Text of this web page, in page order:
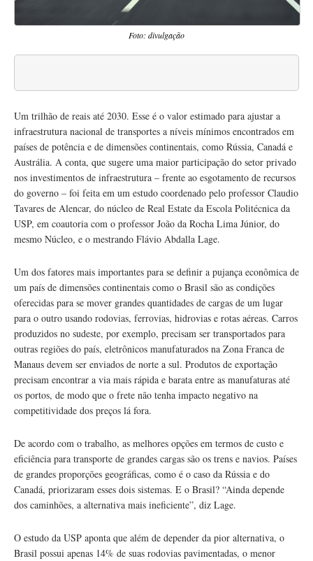
Foto: divulgação
Um trilhão de reais até 2030. Esse é o valor estimado para ajustar a
infraestrutura nacional de transportes a níveis mínimos encontrados em
países de potência e de dimensões continentais, como Rússia, Canadá e
Austrália. A conta, que sugere uma maior participação do setor privado
nos investimentos de infraestrutura – frente ao esgotamento de recursos
do governo – foi feita em um estudo coordenado pelo professor Claudio
Tavares de Alencar, do núcleo de Real Estate da Escola Politécnica da
USP, em coautoria com o professor João da Rocha Lima Júnior, do
mesmo Núcleo, e o mestrando Flávio Abdalla Lage.
Um dos fatores mais importantes para se definir a pujança econômica de
um país de dimensões continentais como o Brasil são as condições
oferecidas para se mover grandes quantidades de cargas de um lugar
para o outro usando rodovias, ferrovias, hidrovias e rotas aéreas. Carros
produzidos no sudeste, por exemplo, precisam ser transportados para
outras regiões do país, eletrônicos manufaturados na Zona Franca de
Manaus devem ser enviados de norte a sul. Produtos de exportação
precisam encontrar a via mais rápida e barata entre as manufaturas até
os portos, de modo que o frete não tenha impacto negativo na
competitividade dos preços lá fora.
De acordo com o trabalho, as melhores opções em termos de custo e
eficiência para transporte de grandes cargas são os trens e navios. Países
de grandes proporções geográficas, como é o caso da Rússia e do
Canadá, priorizaram esses dois sistemas. E o Brasil? “Ainda depende
dos caminhões, a alternativa mais ineficiente”, diz Lage.
O estudo da USP aponta que além de depender da pior alternativa, o
Brasil possui apenas 14% de suas rodovias pavimentadas, o menor